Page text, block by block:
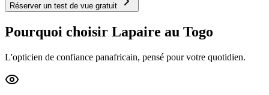
Réserver un test de vue gratuit
Pourquoi choisir Lapaire au Togo
L'opticien de confiance panafricain, pensé pour votre quotidien.